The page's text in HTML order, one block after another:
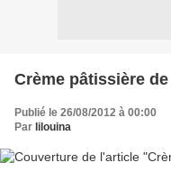
Crème pâtissière
Publié le 26/08/2012 à 00:00
Par lilouina